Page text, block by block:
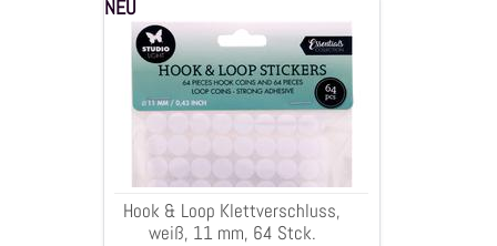
Hook
Loop
Klettverschluss,
weiß,
64
Stck.
NEU
Hook & Loop Klettverschluss,
weiß, 11 mm, 64 Stck.